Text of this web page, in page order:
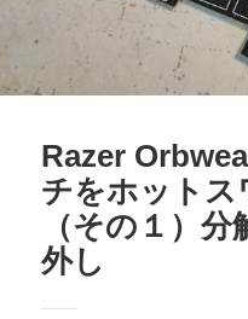
Razer
チをホットス
（その１）
外し